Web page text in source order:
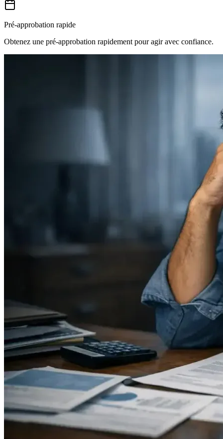
Pré-approbation rapide
Obtenez une pré-approbation rapidement pour agir avec confiance.